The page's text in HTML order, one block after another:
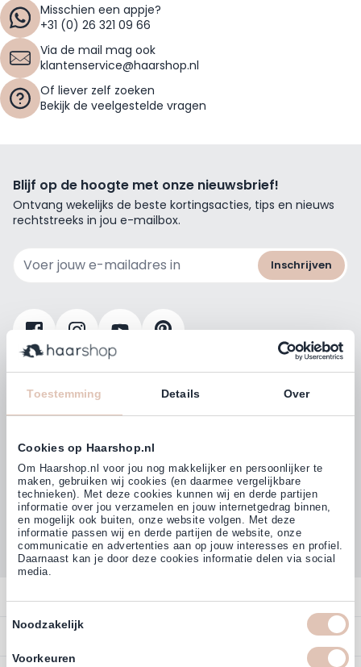
Toestemming Details Over
Cookies op Haarshop.nl
Om Haarshop.nl voor jou nog makkelijker en persoonlijker te
maken, gebruiken wij cookies (en daarmee vergelijkbare
technieken). Met deze cookies kunnen wij en derde partijen
informatie over jou verzamelen en jouw internetgedrag binnen,
en mogelijk ook buiten, onze website volgen. Met deze
informatie passen wij en derde partijen de website, onze
communicatie en advertenties aan op jouw interesses en profiel.
Daarnaast kan je door deze cookies informatie delen via social
media.
Noodzakelijk
Voorkeuren
Misschien een appje?
+31 (0) 26 321 09 66
Via de mail mag ook
klantenservice@haarshop.nl
Of liever zelf zoeken
Bekijk de veelgestelde vragen
Contact
Overzicht
Contact
Blijf op de hoogte met onze nieuwsbrief!
Ontvang wekelijks de beste kortingsacties, tips en nieuws
rechtstreeks in jou e-mailbox.
Inschrijven
4,77 (38.000+)